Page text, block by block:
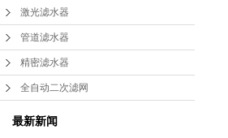
激光滤水器
管道滤水器
精密滤水器
全自动二次滤网
最新新闻